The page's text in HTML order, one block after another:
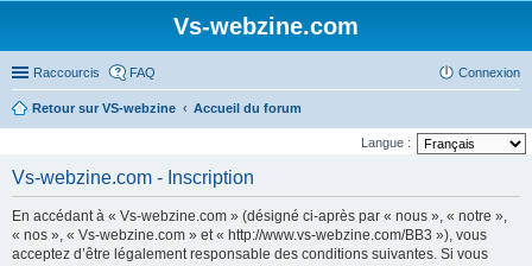
Vs-webzine.com
Raccourcis FAQ Connexion
Retour sur VS-webzine Accueil du forum
Langue :
Vs-webzine.com - Inscription
En accédant à « Vs-webzine.com » (désigné ci-après par « nous », « notre »,
« nos », « Vs-webzine.com » et « http://www.vs-webzine.com/BB3 »), vous
acceptez d’être légalement responsable des conditions suivantes. Si vous